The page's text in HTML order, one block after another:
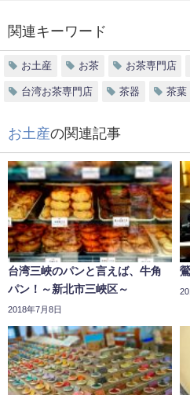
関連キーワード
お土産 お茶 お茶専門店
台湾お茶専門店 茶器 茶葉
お土産の関連記事
台湾三峽のパンと言えば、牛角
パン！～新北市三峽区～
2018年7月8日